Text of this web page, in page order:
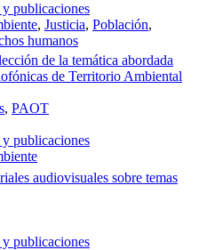
publicaciones
, Justicia, Población,
humanos
de la temática abordada
de Territorio Ambiental
, PAOT
publicaciones
audiovisuales sobre temas
publicaciones